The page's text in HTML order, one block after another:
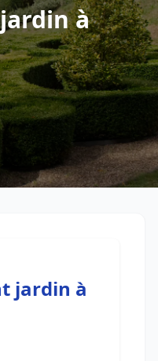
liste des métiers
proposé parViteUnDevis.com -Vous
à
jardin à